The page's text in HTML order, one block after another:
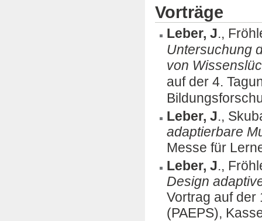
Vorträge
Leber, J.,
Untersuchung
von
auf der 4.
Leber, J.,
adaptierbare
Messe für
Leber, J.,
Design
Vortrag auf der
(PAEPS),